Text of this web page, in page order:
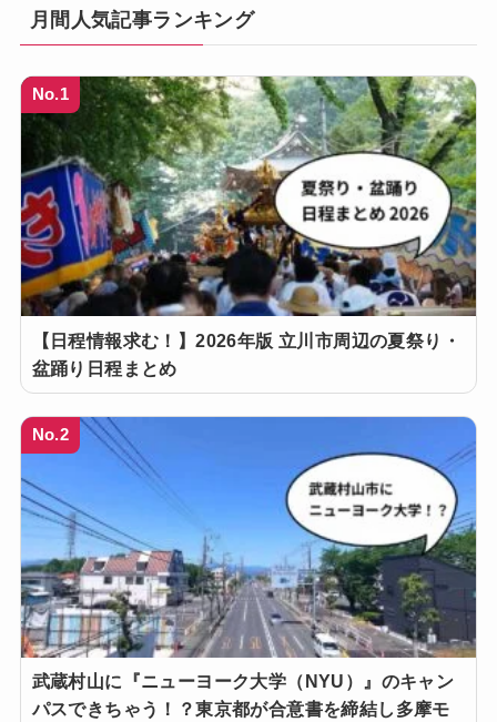
月間人気記事ランキング
No.1
【日程情報求む！】2026年版 立川市周辺の夏祭り・
盆踊り日程まとめ
No.2
武蔵村山に『ニューヨーク大学（NYU）』のキャン
パスできちゃう！？東京都が合意書を締結し多摩モ